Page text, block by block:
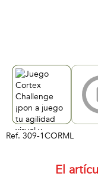
Ref. 309-1CORML
El